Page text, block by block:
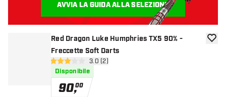
Red Dragon Luke Humphries TX5 90% -
Freccette Soft Darts
apri pannello recensioni
3 stelle di valutazione
3.0 (2)
Disponibile
90,00
AVVIA LA GUIDA ALLA SELEZIONE